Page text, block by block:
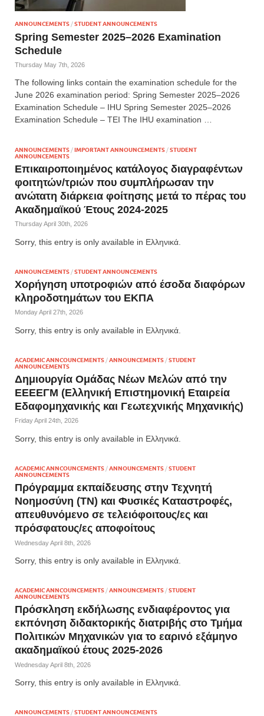
ANNOUNCEMENTS/STUDENT ANNOUNCEMENTS
Spring Semester 2025–2026 Examination
Schedule
Thursday May 7th, 2026
The following links contain the examination schedule for the
June 2026 examination period: Spring Semester 2025–2026
Examination Schedule – IHU Spring Semester 2025–2026
Examination Schedule – TEI The IHU examination …
ANNOUNCEMENTS /IMPORTANT ANNOUNCEMENTS /STUDENT
ANNOUNCEMENTS
Επικαιροποιημένος κατάλογος διαγραφέντων
φοιτητών/τριών που συμπλήρωσαν την
ανώτατη διάρκεια φοίτησης μετά το πέρας του
Ακαδημαϊκού Έτους 2024-2025
Thursday April 30th, 2026
Sorry, this entry is only available in Ελληνικά.
ANNOUNCEMENTS /STUDENT ANNOUNCEMENTS
Χορήγηση υποτροφιών από έσοδα διαφόρων
κληροδοτημάτων του ΕΚΠΑ
Monday April 27th, 2026
Sorry, this entry is only available in Ελληνικά.
ACADEMIC ANNCOUNCEMENTS /ANNOUNCEMENTS /STUDENT
ANNOUNCEMENTS
Δημιουργία Ομάδας Νέων Μελών από την
ΕΕΕΕΓΜ (Ελληνική Επιστημονική Εταιρεία
Εδαφομηχανικής και Γεωτεχνικής Μηχανικής)
Friday April 24th, 2026
Sorry, this entry is only available in Ελληνικά.
ACADEMIC ANNCOUNCEMENTS /ANNOUNCEMENTS /STUDENT
ANNOUNCEMENTS
Πρόγραμμα εκπαίδευσης στην Τεχνητή
Νοημοσύνη (ΤΝ) και Φυσικές Καταστροφές,
απευθυνόμενο σε τελειόφοιτους/ες και
πρόσφατους/ες αποφοίτους
Wednesday April 8th, 2026
Sorry, this entry is only available in Ελληνικά.
ACADEMIC ANNCOUNCEMENTS /ANNOUNCEMENTS /STUDENT
ANNOUNCEMENTS
Πρόσκληση εκδήλωσης ενδιαφέροντος για
εκπόνηση διδακτορικής διατριβής στο Τμήμα
Πολιτικών Μηχανικών για το εαρινό εξάμηνο
ακαδημαϊκού έτους 2025-2026
Wednesday April 8th, 2026
Sorry, this entry is only available in Ελληνικά.
ANNOUNCEMENTS /STUDENT ANNOUNCEMENTS